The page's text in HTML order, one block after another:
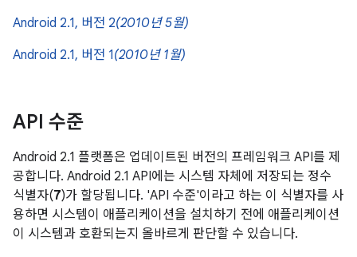
Android 2.1, 버전 2(2010년 5월)
Android 2.1, 버전 1(2010년 1월)
API 수준
Android 2.1 플랫폼은 업데이트된 버전의 프레임워크 API를 제
공합니다. Android 2.1 API에는 시스템 자체에 저장되는 정수
식별자(7)가 할당됩니다. 'API 수준'이라고 하는 이 식별자를 사
용하면 시스템이 애플리케이션을 설치하기 전에 애플리케이션
이 시스템과 호환되는지 올바르게 판단할 수 있습니다.